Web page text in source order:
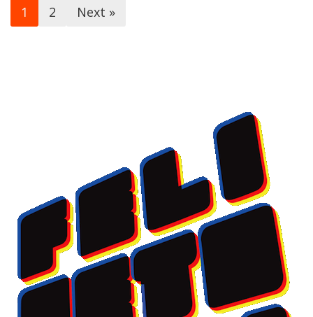
1 2 Next »